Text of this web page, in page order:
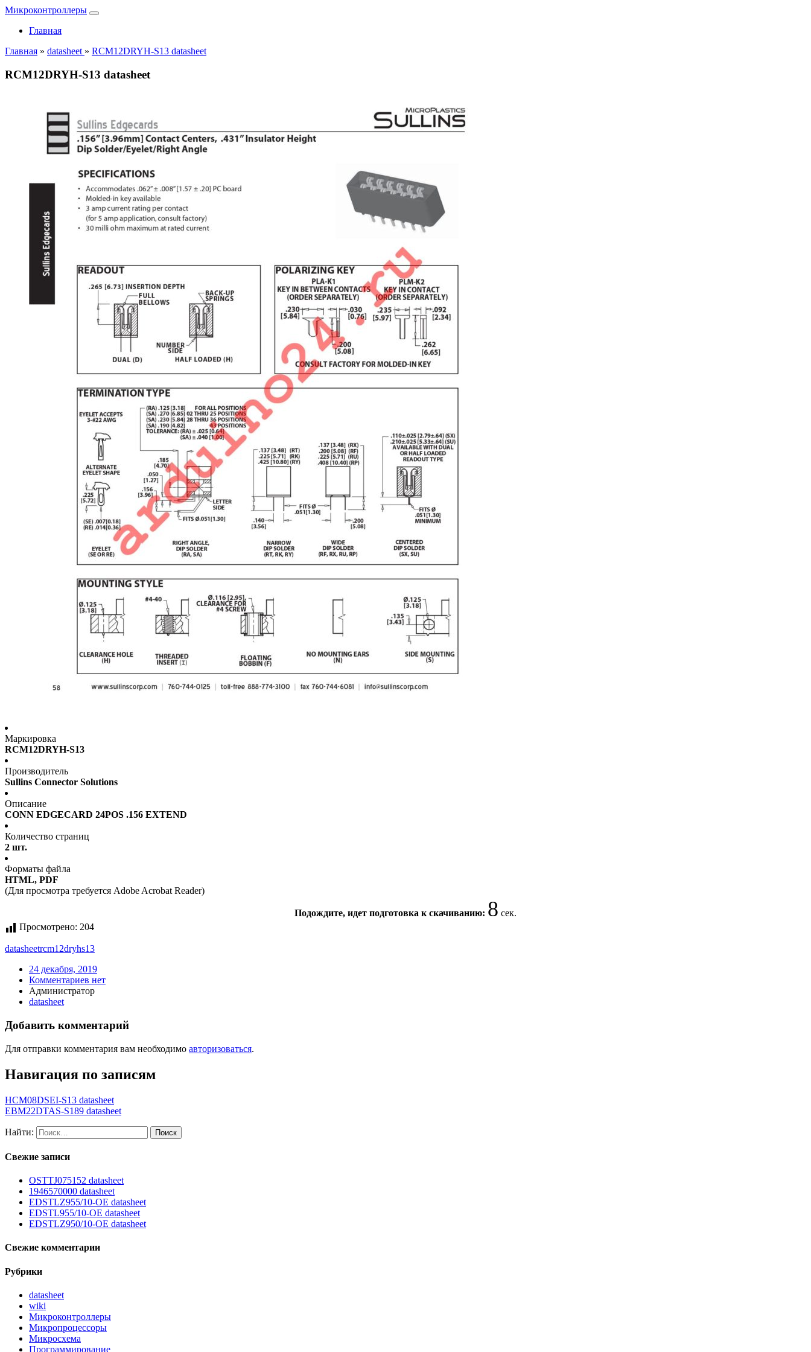
Микроконтроллеры
Главная
Главная » datasheet » RCM12DRYH-S13 datasheet
RCM12DRYH-S13 datasheet
Маркировка
RCM12DRYH-S13
Производитель
Sullins Connector Solutions
Описание
CONN EDGECARD 24POS .156 EXTEND
Количество страниц
2 шт.
Форматы файла
HTML, PDF
(Для просмотра требуется Adobe Acrobat Reader)
Подождите, идет подготовка к скачиванию: 8 сек.
Просмотрено: 204
datasheetrcm12dryhs13
24 декабря, 2019
Комментариев нет
Администратор
datasheet
Добавить комментарий
Для отправки комментария вам необходимо авторизоваться.
Навигация по записям
HCM08DSEI-S13 datasheet
EBM22DTAS-S189 datasheet
Найти:
Свежие записи
OSTTJ075152 datasheet
1946570000 datasheet
EDSTLZ955/10-OE datasheet
EDSTL955/10-OE datasheet
EDSTLZ950/10-OE datasheet
Свежие комментарии
Рубрики
datasheet
wiki
Микроконтроллеры
Микропроцессоры
Микросхема
Программирование